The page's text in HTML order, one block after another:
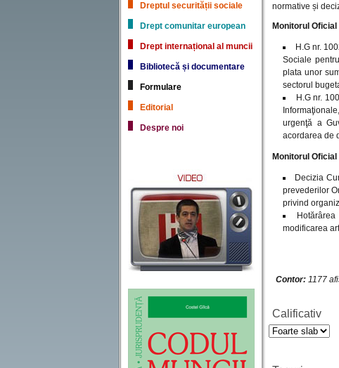
normative și
Monitorul Oficial
H.G nr.
Sociale
plata unor
sectorul
H.G nr.
urgenţă a
acordarea de
Monitorul Oficial
Decizia
prevederilor
privind
modificarea
Contor: 1177
Calificativ
Dreptul securității sociale
Drept comunitar european
Drept internațional al muncii
Bibliotecă și documentare
Formulare
Editorial
Despre noi